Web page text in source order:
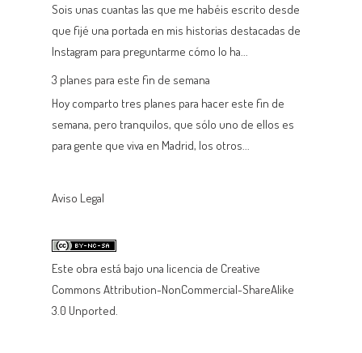
Sois unas cuantas las que me habéis escrito desde
que fijé una portada en mis historias destacadas de
Instagram para preguntarme cómo lo ha...
3 planes para este fin de semana
Hoy comparto tres planes para hacer este fin de
semana, pero tranquilos, que sólo uno de ellos es
para gente que viva en Madrid, los otros...
Aviso Legal
Este obra está bajo una licencia de Creative
Commons Attribution-NonCommercial-ShareAlike
3.0 Unported.